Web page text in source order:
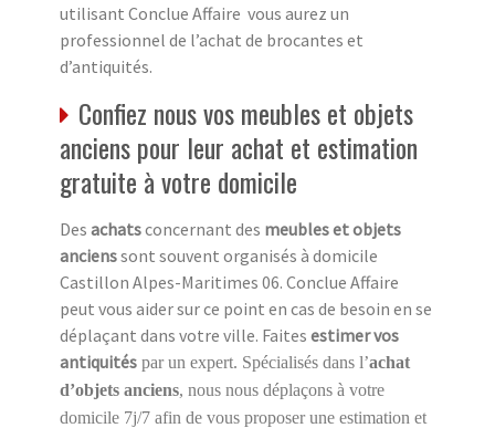
utilisant Conclue Affaire vous aurez un
professionnel de l’achat de brocantes et
d’antiquités.
Confiez nous vos meubles et objets
anciens pour leur achat et estimation
gratuite à votre domicile
Des achatsconcernant des meubles et objets
ancienssont souvent organisés à domicile
Castillon Alpes-Maritimes 06. Conclue Affaire
peut vous aider sur ce point en cas de besoin en se
déplaçant dans votre ville. Faites estimer vos
antiquités par un expert. Spécialisés dans l’achat
d’objets anciens, nous nous déplaçons à votre
domicile 7j/7 afin de vous proposer une estimation et